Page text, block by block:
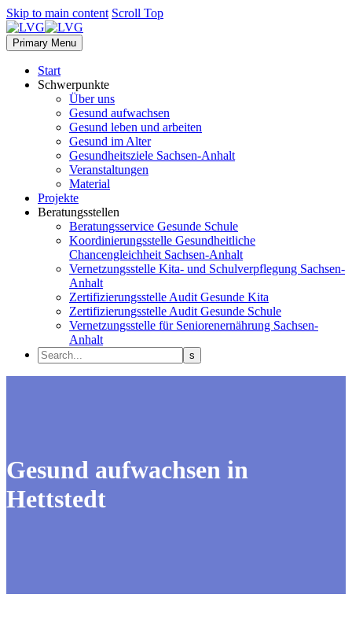
Skip to main content Scroll Top
Primary Menu
Start
Schwerpunkte
Über uns
Gesund aufwachsen
Gesund leben und arbeiten
Gesund im Alter
Gesundheitsziele Sachsen-Anhalt
Veranstaltungen
Material
Projekte
Beratungsstellen
Beratungsservice Gesunde Schule
Koordinierungsstelle Gesundheitliche
Chancengleichheit Sachsen-Anhalt
Vernetzungsstelle Kita- und Schulverpflegung Sachsen-
Anhalt
Zertifizierungsstelle Audit Gesunde Kita
Zertifizierungsstelle Audit Gesunde Schule
Vernetzungsstelle für Seniorenernährung Sachsen-
Anhalt
Gesund aufwachsen in
Hettstedt